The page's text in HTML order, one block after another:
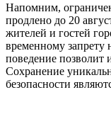
Напомним,
продлено до 20
жителей и гостей
временному запрету
поведение позволит
Сохранение
безопасности